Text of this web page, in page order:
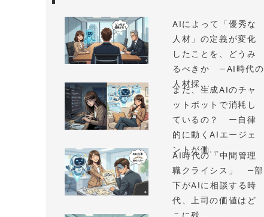
AIによって「優秀な
人材」の定義が変化
したことを、どうみ
るべきか —AI時代の
人材採...
まだ、生成AIのチャ
ットボットで消耗し
ているの？ ー自律
的に動くAIエージェ
ントが働...
AI時代の「中間管理
職クライシス」 —部
下がAIに相談する時
代、上司の価値はど